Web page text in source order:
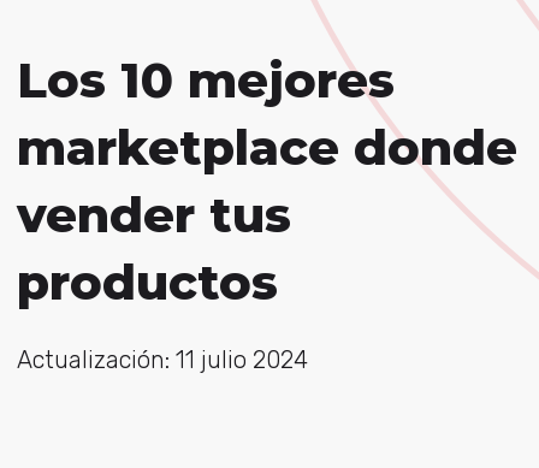
Los 10 mejores
marketplace donde
vender tus
productos
Actualización: 11 julio 2024